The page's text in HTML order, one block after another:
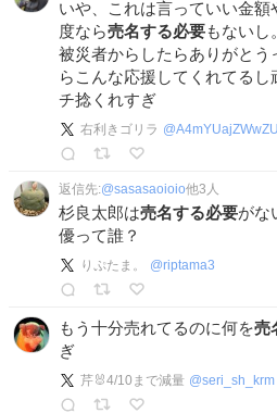
いや、これは言っていい金額
度なら売名する必要もないし
被災者からしたらありがとう
らこんな応援してくれてる
チ捻くれすぎ
右利きゴリラ @
返信先:@sasasaoioio他3 人
杉良太郎は売名する必要がな
優って誰？
りぷたま。 @riptama3
もう十分売れてるのに何を売
ぎ
芹🐰4/10まで減量 @seri_sh_krm